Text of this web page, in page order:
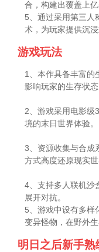
合，构建出覆盖上
5、通过采用第三人
术，为玩家提供沉浸
游戏玩法
1、本作具备丰富的
影响玩家的生存状态
2、游戏采用电影级
境的末日世界体验。
3、资源收集与合成
方式高度还原现实世
4、支持多人联机沙
展开对抗。
5、游戏中设有多样
变异怪物，在野外
明日之后新手